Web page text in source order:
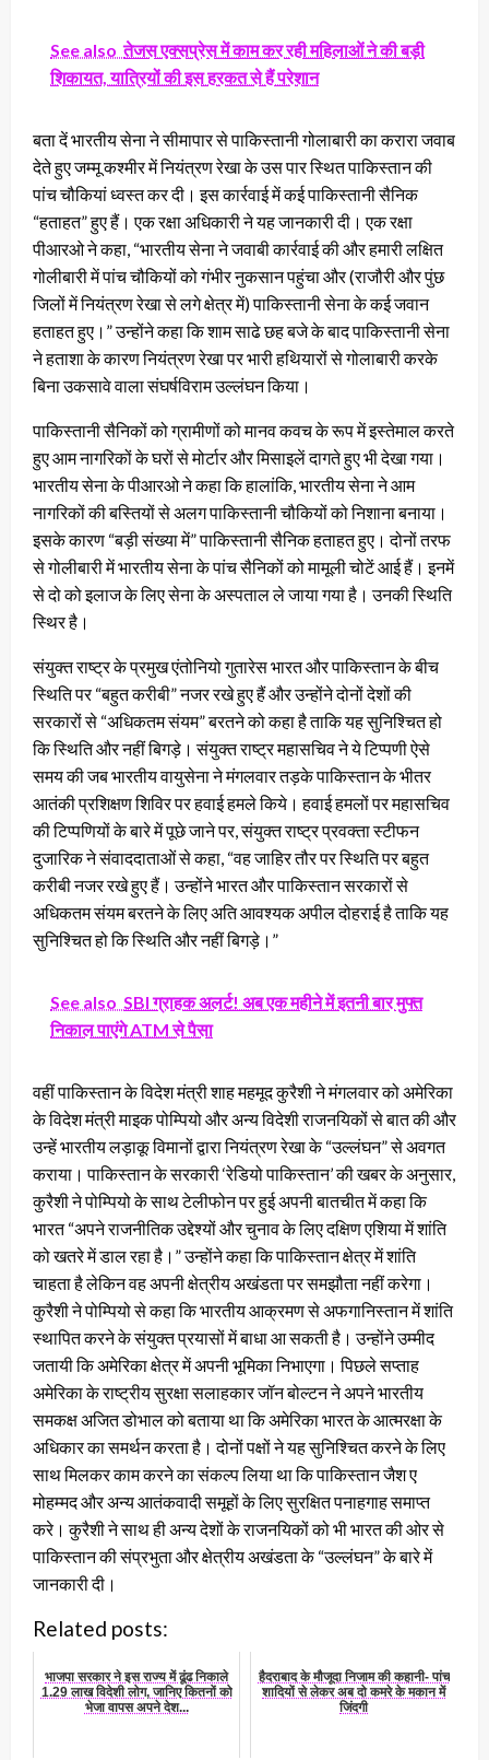
See also तेजस एक्सप्रेस में काम कर रही महिलाओं ने की बड़ी
शिकायत, यात्रियों की इस हरकत से हैं परेशान
बता दें भारतीय सेना ने सीमापार से पाकिस्तानी गोलाबारी का करारा जवाब
देते हुए जम्मू कश्मीर में नियंत्रण रेखा के उस पार स्थित पाकिस्तान की
पांच चौकियां ध्वस्त कर दी। इस कार्रवाई में कई पाकिस्तानी सैनिक
“हताहत” हुए हैं। एक रक्षा अधिकारी ने यह जानकारी दी। एक रक्षा
पीआरओ ने कहा, “भारतीय सेना ने जवाबी कार्रवाई की और हमारी लक्षित
गोलीबारी में पांच चौकियों को गंभीर नुकसान पहुंचा और (राजौरी और पुंछ
जिलों में नियंत्रण रेखा से लगे क्षेत्र में) पाकिस्तानी सेना के कई जवान
हताहत हुए।” उन्होंने कहा कि शाम साढे छह बजे के बाद पाकिस्तानी सेना
ने हताशा के कारण नियंत्रण रेखा पर भारी हथियारों से गोलाबारी करके
बिना उकसावे वाला संघर्षविराम उल्लंघन किया।
पाकिस्तानी सैनिकों को ग्रामीणों को मानव कवच के रूप में इस्तेमाल करते
हुए आम नागरिकों के घरों से मोर्टार और मिसाइलें दागते हुए भी देखा गया।
भारतीय सेना के पीआरओ ने कहा कि हालांकि, भारतीय सेना ने आम
नागरिकों की बस्तियों से अलग पाकिस्तानी चौकियों को निशाना बनाया।
इसके कारण “बड़ी संख्या में” पाकिस्तानी सैनिक हताहत हुए। दोनों तरफ
से गोलीबारी में भारतीय सेना के पांच सैनिकों को मामूली चोटें आई हैं। इनमें
से दो को इलाज के लिए सेना के अस्पताल ले जाया गया है। उनकी स्थिति
स्थिर है।
संयुक्त राष्ट्र के प्रमुख एंतोनियो गुतारेस भारत और पाकिस्तान के बीच
स्थिति पर “बहुत करीबी” नजर रखे हुए हैं और उन्होंने दोनों देशों की
सरकारों से “अधिकतम संयम” बरतने को कहा है ताकि यह सुनिश्चित हो
कि स्थिति और नहीं बिगड़े। संयुक्त राष्ट्र महासचिव ने ये टिप्पणी ऐसे
समय की जब भारतीय वायुसेना ने मंगलवार तड़के पाकिस्तान के भीतर
आतंकी प्रशिक्षण शिविर पर हवाई हमले किये। हवाई हमलों पर महासचिव
की टिप्पणियों के बारे में पूछे जाने पर, संयुक्त राष्ट्र प्रवक्ता स्टीफन
दुजारिक ने संवाददाताओं से कहा, “वह जाहिर तौर पर स्थिति पर बहुत
करीबी नजर रखे हुए हैं। उन्होंने भारत और पाकिस्तान सरकारों से
अधिकतम संयम बरतने के लिए अति आवश्यक अपील दोहराई है ताकि यह
सुनिश्चित हो कि स्थिति और नहीं बिगड़े।”
See also SBI ग्राहक अलर्ट! अब एक महीने में इतनी बार मुफ्त
निकाल पाएंगे ATM से पैसा
वहीं पाकिस्तान के विदेश मंत्री शाह महमूद कुरैशी ने मंगलवार को अमेरिका
के विदेश मंत्री माइक पोम्पियो और अन्य विदेशी राजनयिकों से बात की और
उन्हें भारतीय लड़ाकू विमानों द्वारा नियंत्रण रेखा के “उल्लंघन” से अवगत
कराया। पाकिस्तान के सरकारी ‘रेडियो पाकिस्तान’ की खबर के अनुसार,
कुरैशी ने पोम्पियो के साथ टेलीफोन पर हुई अपनी बातचीत में कहा कि
भारत “अपने राजनीतिक उद्देश्यों और चुनाव के लिए दक्षिण एशिया में शांति
को खतरे में डाल रहा है।” उन्होंने कहा कि पाकिस्तान क्षेत्र में शांति
चाहता है लेकिन वह अपनी क्षेत्रीय अखंडता पर समझौता नहीं करेगा।
कुरैशी ने पोम्पियो से कहा कि भारतीय आक्रमण से अफगानिस्तान में शांति
स्थापित करने के संयुक्त प्रयासों में बाधा आ सकती है। उन्होंने उम्मीद
जतायी कि अमेरिका क्षेत्र में अपनी भूमिका निभाएगा। पिछले सप्ताह
अमेरिका के राष्ट्रीय सुरक्षा सलाहकार जॉन बोल्टन ने अपने भारतीय
समकक्ष अजित डोभाल को बताया था कि अमेरिका भारत के आत्मरक्षा के
अधिकार का समर्थन करता है। दोनों पक्षों ने यह सुनिश्चित करने के लिए
साथ मिलकर काम करने का संकल्प लिया था कि पाकिस्तान जैश ए
मोहम्मद और अन्य आतंकवादी समूहों के लिए सुरक्षित पनाहगाह समाप्त
करे। कुरैशी ने साथ ही अन्य देशों के राजनयिकों को भी भारत की ओर से
पाकिस्तान की संप्रभुता और क्षेत्रीय अखंडता के “उल्लंघन” के बारे में
जानकारी दी।
Related posts:
भाजपा सरकार ने इस राज्य में ढूंढ निकाले
1.29 लाख विदेशी लोग, जानिए कितनों को
भेजा वापस अपने देश...
हैदराबाद के मौजूदा निजाम की कहानी- पांच
शादियों से लेकर अब दो कमरे के मकान में
जिंदगी